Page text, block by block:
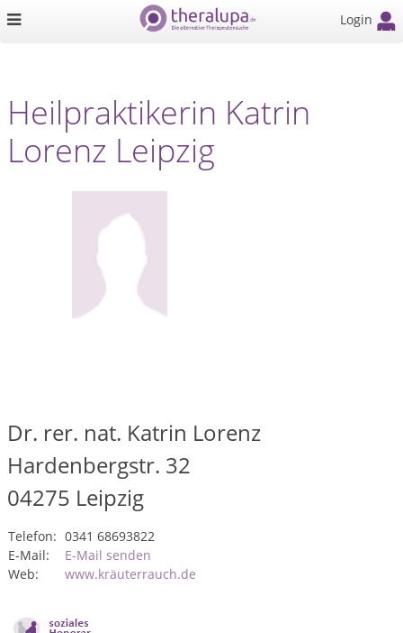
Login
Heilpraktikerin Katrin
Lorenz Leipzig
Dr. rer. nat. Katrin Lorenz
Hardenbergstr. 32
04275 Leipzig
Telefon: 0341 68693822
E-Mail:
E-Mail senden
Web:
www.kräuterrauch.de